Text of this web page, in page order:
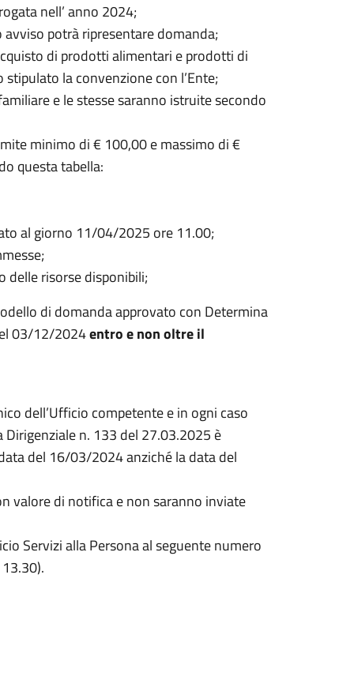
nell’ anno 2024;
potrà ripresentare domanda;
di prodotti alimentari e prodotti di
la convenzione con l’Ente;
e le stesse saranno istruite secondo
minimo di € 100,00 e massimo di €
questa tabella:
al giorno 11/04/2025 ore 11.00;
delle risorse disponibili;
di domanda approvato con Determina
03/12/2024entro e non oltre il
dell’Ufficio competente e in ogni caso
n. 133 del 27.03.2025 è
del 16/03/2024 anziché la data del
valore di notifica e non saranno inviate
Servizi alla Persona al seguente numero